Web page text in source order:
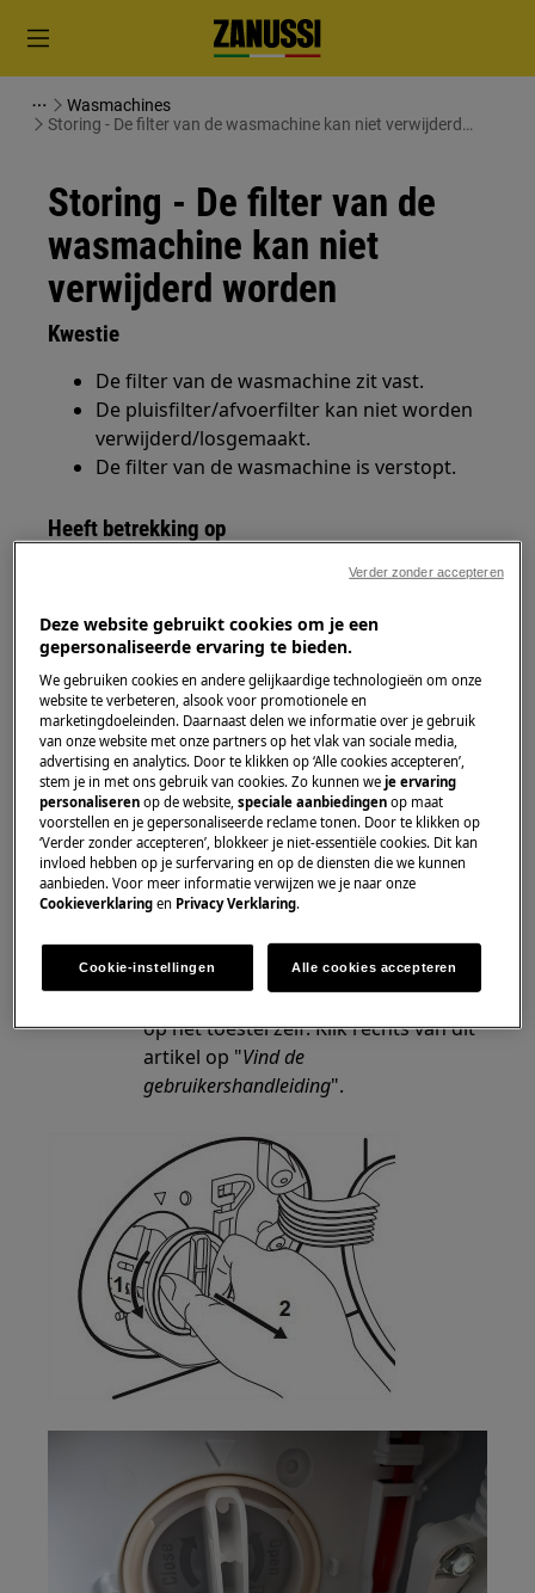
Wasmachines
Storing - De filter van de wasmachine kan niet verwijderd
Storing - De filter van de
wasmachine kan niet
verwijderd worden
Kwestie
De filter van de wasmachine zit vast.
De pluisfilter/afvoerfilter kan niet worden
verwijderd/losgemaakt.
De filter van de wasmachine is verstopt.
Heeft betrekking op
Oplossing
De pluisfilter zit stevig vastgedraaid om te
voorkomen dat de wasmachine gaat
lekken.
Probeer de filter voorzichtig los te
maken met gereedschap (bijv. een
tang).
Gebruik niet té veel kracht om te
voorkomen dat de kunststof
onderdelen breken.
Informatie over de richting waarin
moet worden gedraaid, is terug te
vinden in de gebruiksaanwijzing of
op het toestel zelf. Klik rechts van dit
artikel op "Vind de
gebruikershandleiding".
Deze website gebruikt cookies om je een
gepersonaliseerde ervaring te bieden.
We gebruiken cookies en andere gelijkaardige technologieën om onze
website te verbeteren, alsook voor promotionele en
marketingdoeleinden. Daarnaast delen we informatie over je gebruik
van onze website met onze partners op het vlak van sociale media,
advertising en analytics. Door te klikken op ‘Alle cookies accepteren’,
stem je in met ons gebruik van cookies. Zo kunnen weje ervaring
personaliseren op de website,speciale aanbiedingen op maat
voorstellen en je gepersonaliseerde reclame tonen. Door te klikken op
‘Verder zonder accepteren’, blokkeer je niet-essentiële cookies. Dit kan
invloed hebben op je surfervaring en op de diensten die we kunnen
aanbieden. Voor meer informatie verwijzen we je naar onze
Cookieverklaring en Privacy Verklaring.
Cookie-instellingen Alle cookies accepteren
Verder zonder accepteren